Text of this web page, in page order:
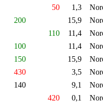
50 1,3
200 15,9
110 11,4
100 11,4
150 15,9
430 3,5
140 9,1
420 0,1